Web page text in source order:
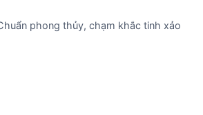
phong thủy, chạm khắc tinh xảo